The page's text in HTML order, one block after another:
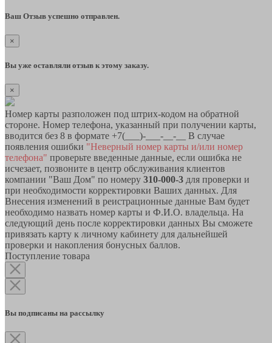
Ваш Отзыв успешно отправлен.
×
Вы уже оставляли отзыв к этому заказу.
×
Номер карты разположен под штрих-кодом на обратной
стороне. Номер телефона, указанный при получении карты,
вводится без 8 в формате +7(___)-___-__-__ В случае
появления ошибки "Неверный номер карты и/или номер
телефона" проверьте введенные данные, если ошибка не
исчезает, позвоните в центр обслуживания клиентов
компании "Ваш Дом" по номеру 310-000-3 для проверки и
при необходимости корректировки Ваших данных. Для
Внесения изменений в реистрационные данные Вам будет
необходимо назвать номер карты и Ф.И.О. владельца. На
следующий день после корректировки данных Вы сможете
привязать карту к личному кабинету для дальнейшей
проверки и накопления бонусных баллов.
Поступление товара
Вы подписаны на рассылку